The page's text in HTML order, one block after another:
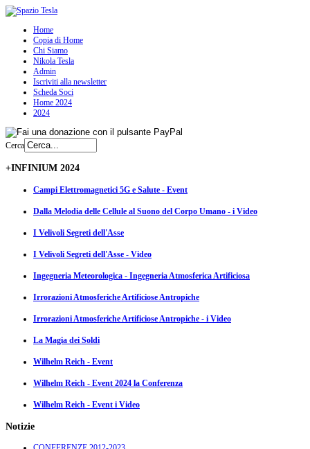
Home
Copia di Home
Chi Siamo
Nikola Tesla
Admin
Iscriviti alla newsletter
Scheda Soci
Home 2024
2024
Cerca
+INFINIUM 2024
Campi Elettromagnetici 5G e Salute - Event
Dalla Melodia delle Cellule al Suono del Corpo Umano - i Video
I Velivoli Segreti dell'Asse
I Velivoli Segreti dell'Asse - Video
Ingegneria Meteorologica - Ingegneria Atmosferica Artificiosa
Irrorazioni Atmosferiche Artificiose Antropiche
Irrorazioni Atmosferiche Artificiose Antropiche - i Video
La Magia dei Soldi
Wilhelm Reich - Event
Wilhelm Reich - Event 2024 la Conferenza
Wilhelm Reich - Event i Video
Notizie